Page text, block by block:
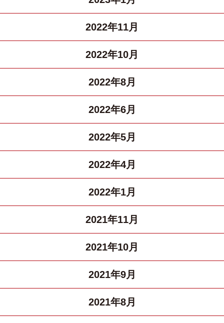
2022年11月
2022年10月
2022年8月
2022年6月
2022年5月
2022年4月
2022年1月
2021年11月
2021年10月
2021年9月
2021年8月